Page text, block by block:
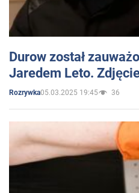
Durow został
Jaredem Leto.
Rozrywka05.03.2025 19:45 36